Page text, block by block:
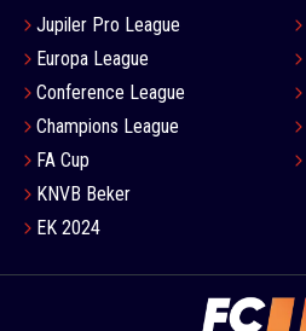
Jupiler Pro League
Europa League
Conference League
Champions League
FA Cup
KNVB Beker
EK 2024